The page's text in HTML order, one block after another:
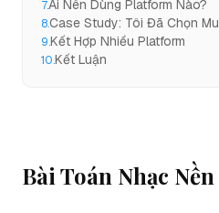
7.Ai Nên Dùng Platform Nào?
8.Case Study: Tôi Đã Chọn
9.Kết Hợp Nhiều Platform
10.Kết Luận
Bài Toán Nhạc